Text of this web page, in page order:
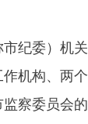
纪委）机
机构、两
察委员会的